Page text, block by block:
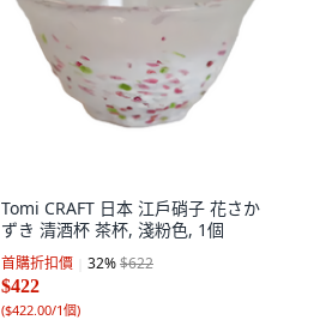
Tomi CRAFT 日本 江戶硝子 花さか
ずき 清酒杯 茶杯, 淺粉色, 1個
首購折扣價 32%$622
$422
($422.00/1個)